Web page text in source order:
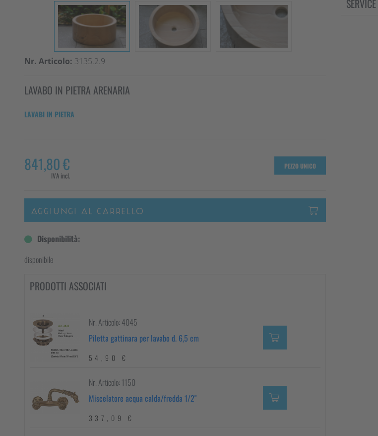
SERVICE
Nr. Articolo: 3135.2.9
LAVABO IN PIETRA ARENARIA
LAVABI IN PIETRA
841,80 €
IVA incl.
PEZZO UNICO
AGGIUNGI AL CARRELLO
Disponibilità:
disponibile
PRODOTTI ASSOCIATI
Nr. Articolo: 4045
Piletta gattinara per lavabo d. 6,5 cm
54,90 €
Nr. Articolo: 1150
Miscelatore acqua calda/fredda 1/2"
337,09 €